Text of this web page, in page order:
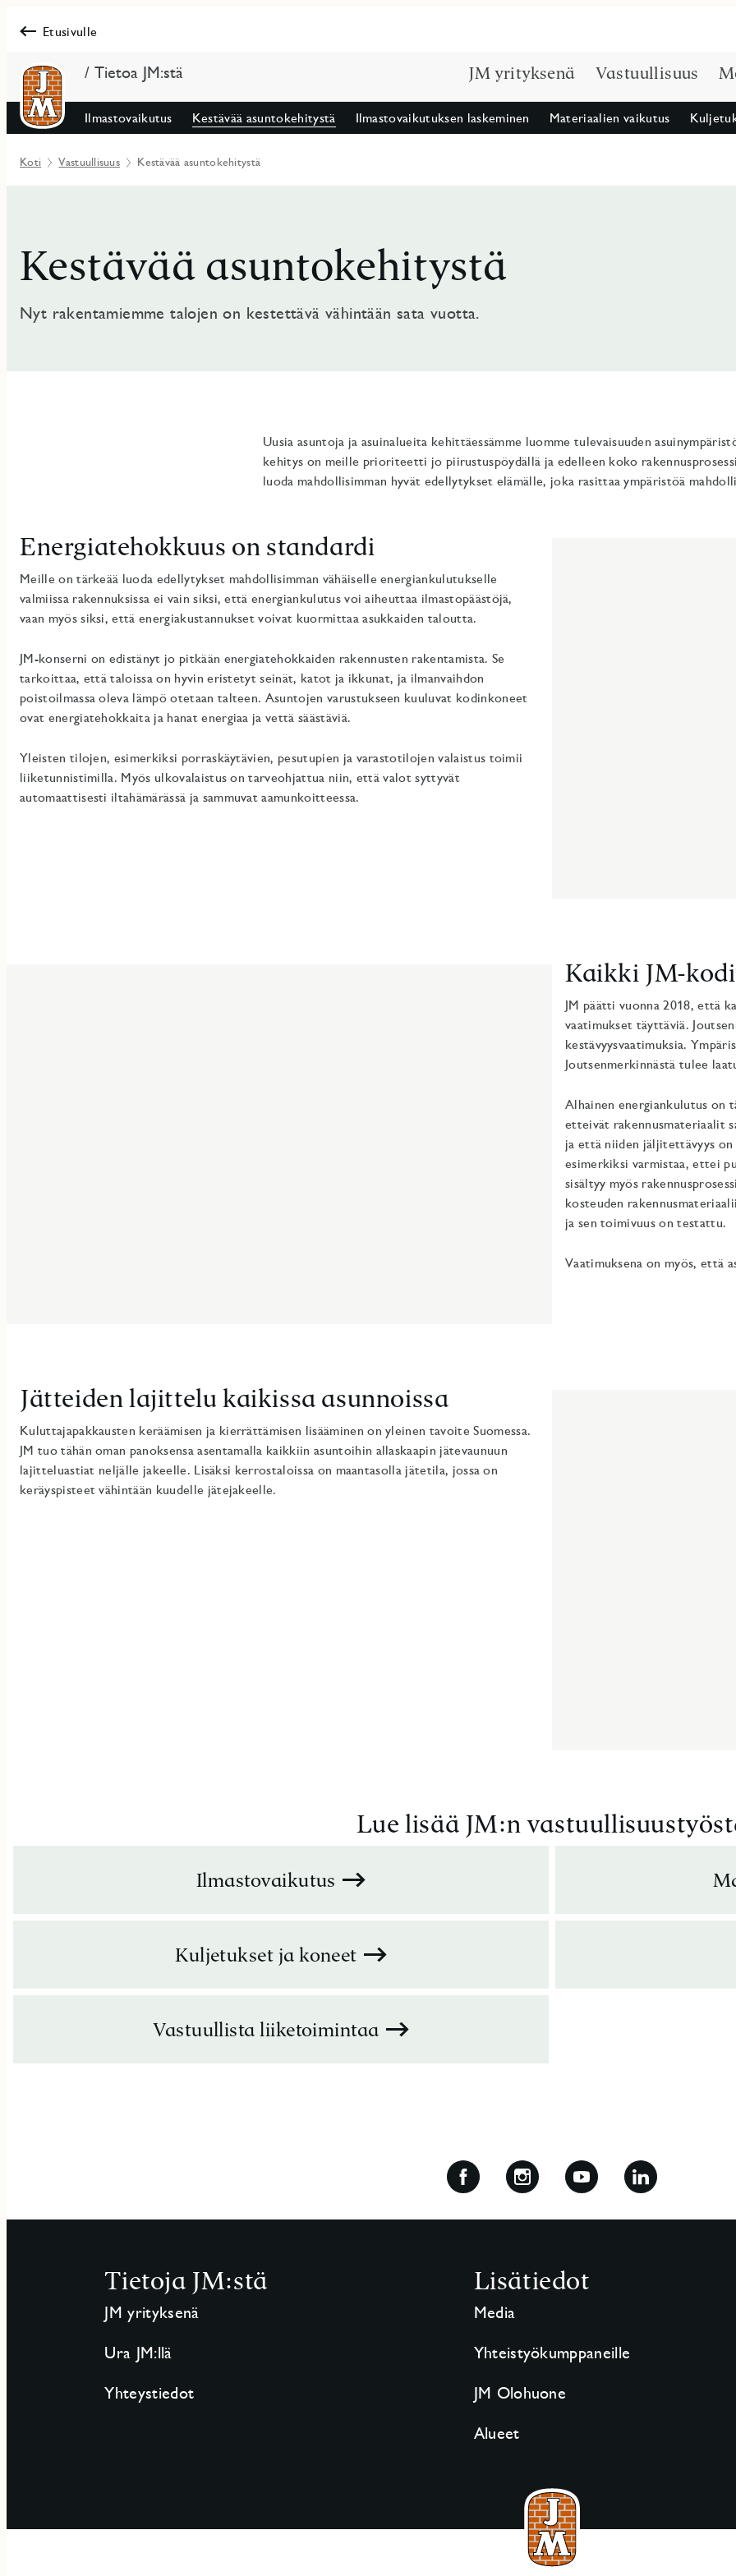
Etusivulle
/ Tietoa JM:stä JM yrityksenä Vastuullisuus
Ilmastovaikutus Kestävää asuntokehitystä Ilmastovaikutuksen laskeminen Materiaalien vaikutus
Koti Vastuullisuus Kestävää asuntokehitystä
Kestävää asuntokehitystä
Nyt rakentamiemme talojen on kestettävä vähintään sata vuotta.
Uusia asuntoja ja asuinalueita kehittäessämme luomme tulevaisuuden
kehitys on meille prioriteetti jo piirustuspöydällä ja edelleen koko
luoda mahdollisimman hyvät edellytykset elämälle, joka rasittaa ympäristöä
Energiatehokkuus on standardi
Meille on tärkeää luoda edellytykset mahdollisimman vähäiselle energiankulutukselle
valmiissa rakennuksissa ei vain siksi, että energiankulutus voi aiheuttaa ilmastopäästöjä,
vaan myös siksi, että energiakustannukset voivat kuormittaa asukkaiden taloutta.
JM-konserni on edistänyt jo pitkään energiatehokkaiden rakennusten rakentamista. Se
tarkoittaa, että taloissa on hyvin eristetyt seinät, katot ja ikkunat, ja ilmanvaihdon
poistoilmassa oleva lämpö otetaan talteen. Asuntojen varustukseen kuuluvat kodinkoneet
ovat energiatehokkaita ja hanat energiaa ja vettä säästäviä.
Yleisten tilojen, esimerkiksi porraskäytävien, pesutupien ja varastotilojen valaistus toimii
liiketunnistimilla. Myös ulkovalaistus on tarveohjattua niin, että valot syttyvät
automaattisesti iltahämärässä ja sammuvat aamunkoitteessa.
Kaikki JM-
JM päätti vuonna 2018, että
vaatimukset täyttäviä.
kestävyysvaatimuksia.
Joutsenmerkinnästä tulee
Alhainen energiankulutus on
etteivät rakennusmateriaalit
ja että niiden jäljitettävyys
esimerkiksi varmistaa, ettei
sisältyy myös
kosteuden
ja sen toimivuus on testattu.
Vaatimuksena on myös, että
Jätteiden lajittelu kaikissa asunnoissa
Kuluttajapakkausten keräämisen ja kierrättämisen lisääminen on yleinen tavoite Suomessa.
JM tuo tähän oman panoksensa asentamalla kaikkiin asuntoihin allaskaapin jätevaunuun
lajitteluastiat neljälle jakeelle. Lisäksi kerrostaloissa on maantasolla jätetila, jossa on
keräyspisteet vähintään kuudelle jätejakeelle.
Lue lisää JM:n
Ilmastovaikutus
Kuljetukset ja koneet
Vastuullista liiketoimintaa
Tietoja JM:stä
JM yrityksenä
Ura JM:llä
Yhteystiedot
Lisätiedot
Media
Yhteistyökumppaneille
JM Olohuone
Alueet